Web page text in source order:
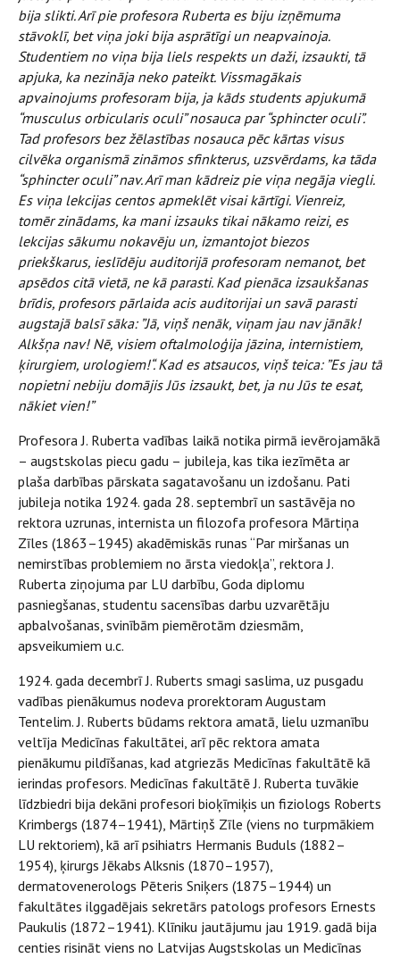
bija slikti. Arī pie profesora Ruberta es biju izņēmuma
stāvoklī, bet viņa joki bija asprātīgi un neapvainoja.
Studentiem no viņa bija liels respekts un daži, izsaukti, tā
apjuka, ka nezināja neko pateikt. Vissmagākais
apvainojums profesoram bija, ja kāds students apjukumā
“musculus orbicularis oculi” nosauca par “sphincter oculi”.
Tad profesors bez žēlastības nosauca pēc kārtas visus
cilvēka organismā zināmos sfinkterus, uzsvērdams, ka tāda
“sphincter oculi” nav. Arī man kādreiz pie viņa negāja viegli.
Es viņa lekcijas centos apmeklēt visai kārtīgi. Vienreiz,
tomēr zinādams, ka mani izsauks tikai nākamo reizi, es
lekcijas sākumu nokavēju un, izmantojot biezos
priekškarus, ieslīdēju auditorijā profesoram nemanot, bet
apsēdos citā vietā, ne kā parasti. Kad pienāca izsaukšanas
brīdis, profesors pārlaida acis auditorijai un savā parasti
augstajā balsī sāka: ”Jā, viņš nenāk, viņam jau nav jānāk!
Alkšņa nav! Nē, visiem oftalmoloģija jāzina, internistiem,
ķirurgiem, urologiem!“. Kad es atsaucos, viņš teica: ”Es jau tā
nopietni nebiju domājis Jūs izsaukt, bet, ja nu Jūs te esat,
nākiet vien!”
Profesora J. Ruberta vadības laikā notika pirmā ievērojamākā
– augstskolas piecu gadu – jubileja, kas tika iezīmēta ar
plaša darbības pārskata sagatavošanu un izdošanu. Pati
jubileja notika 1924. gada 28. septembrī un sastāvēja no
rektora uzrunas, internista un filozofa profesora Mārtiņa
Zīles (1863–1945) akadēmiskās runas “Par miršanas un
nemirstības problemiem no ārsta viedokļa”, rektora J.
Ruberta ziņojuma par LU darbību, Goda diplomu
pasniegšanas, studentu sacensības darbu uzvarētāju
apbalvošanas, svinībām piemērotām dziesmām,
apsveikumiem u.c.
1924. gada decembrī J. Ruberts smagi saslima, uz pusgadu
vadības pienākumus nodeva prorektoram Augustam
Tentelim. J. Ruberts būdams rektora amatā, lielu uzmanību
veltīja Medicīnas fakultātei, arī pēc rektora amata
pienākumu pildīšanas, kad atgriezās Medicīnas fakultātē kā
ierindas profesors. Medicīnas fakultātē J. Ruberta tuvākie
līdzbiedri bija dekāni profesori bioķīmiķis un fiziologs Roberts
Krimbergs (1874–1941), Mārtiņš Zīle (viens no turpmākiem
LU rektoriem), kā arī psihiatrs Hermanis Buduls (1882–
1954), ķirurgs Jēkabs Alksnis (1870–1957),
dermatovenerologs Pēteris Sniķers (1875–1944) un
fakultātes ilggadējais sekretārs patologs profesors Ernests
Paukulis (1872–1941). Klīniku jautājumu jau 1919. gadā bija
centies risināt viens no Latvijas Augstskolas un Medicīnas